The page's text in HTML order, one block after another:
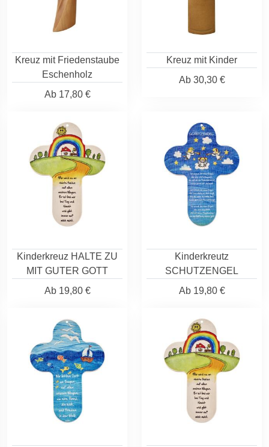
Kreuz mit Friedenstaube
Eschenholz
Ab17,80 €
Kreuz mit Kinder
Ab30,30 €
Kinderkreuz HALTE ZU
MIT GUTER GOTT
Ab19,80 €
Kinderkreutz
SCHUTZENGEL
Ab19,80 €